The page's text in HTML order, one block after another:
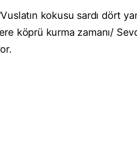
kokusu sardı dört
köprü kurma zamanı/